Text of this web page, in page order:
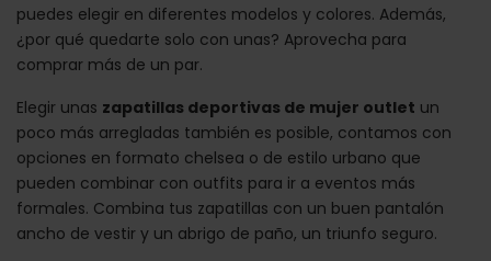
puedes elegir en diferentes modelos y colores. Además,
¿por qué quedarte solo con unas? Aprovecha para
comprar más de un par.
Elegir unas zapatillas deportivas de mujer outlet un
poco más arregladas también es posible, contamos con
opciones en formato chelsea o de estilo urbano que
pueden combinar con outfits para ir a eventos más
formales. Combina tus zapatillas con un buen pantalón
ancho de vestir y un abrigo de paño, un triunfo seguro.